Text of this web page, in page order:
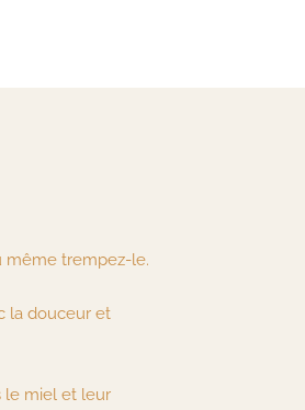
même trempez-le.
la douceur et
le miel et leur